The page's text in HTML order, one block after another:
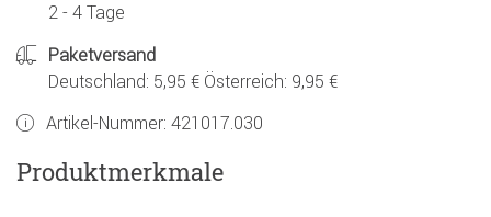
2 - 4 Tage
Paketversand
Deutschland: 5,95 € Österreich: 9,95 €
Artikel-Nummer: 421017.030
Produktmerkmale